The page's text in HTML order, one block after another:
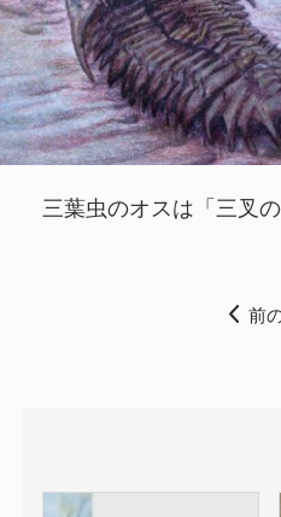
三葉虫のオスは「三叉
前